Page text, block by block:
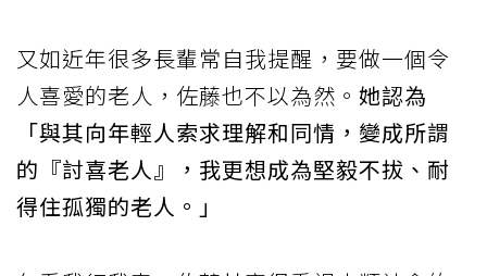
又如近年很多長輩常自我提醒，要做一個令
人喜愛的老人，佐藤也不以為然。 她認為
「與其向年輕人索求理解和同情，變成所謂
的『討喜老人』，我更想成為堅毅不拔、耐
得住孤獨的老人。」